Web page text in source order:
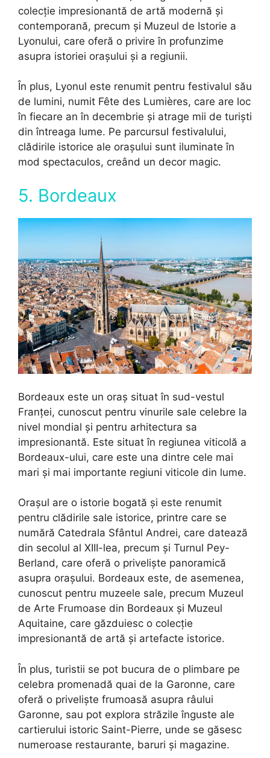
colecție impresionantă de artă modernă și
contemporană, precum și Muzeul de Istorie a
Lyonului, care oferă o privire în profunzime
asupra istoriei orașului și a regiunii.
În plus, Lyonul este renumit pentru festivalul său
de lumini, numit Fête des Lumières, care are loc
în fiecare an în decembrie și atrage mii de turiști
din întreaga lume. Pe parcursul festivalului,
clădirile istorice ale orașului sunt iluminate în
mod spectaculos, creând un decor magic.
5. Bordeaux
Bordeaux este un oraș situat în sud-vestul
Franței, cunoscut pentru vinurile sale celebre la
nivel mondial și pentru arhitectura sa
impresionantă. Este situat în regiunea viticolă a
Bordeaux-ului, care este una dintre cele mai
mari și mai importante regiuni viticole din lume.
Orașul are o istorie bogată și este renumit
pentru clădirile sale istorice, printre care se
numără Catedrala Sfântul Andrei, care datează
din secolul al XIII-lea, precum și Turnul Pey-
Berland, care oferă o priveliște panoramică
asupra orașului. Bordeaux este, de asemenea,
cunoscut pentru muzeele sale, precum Muzeul
de Arte Frumoase din Bordeaux și Muzeul
Aquitaine, care găzduiesc o colecție
impresionantă de artă și artefacte istorice.
În plus, turistii se pot bucura de o plimbare pe
celebra promenadă quai de la Garonne, care
oferă o priveliște frumoasă asupra râului
Garonne, sau pot explora străzile înguste ale
cartierului istoric Saint-Pierre, unde se găsesc
numeroase restaurante, baruri și magazine.